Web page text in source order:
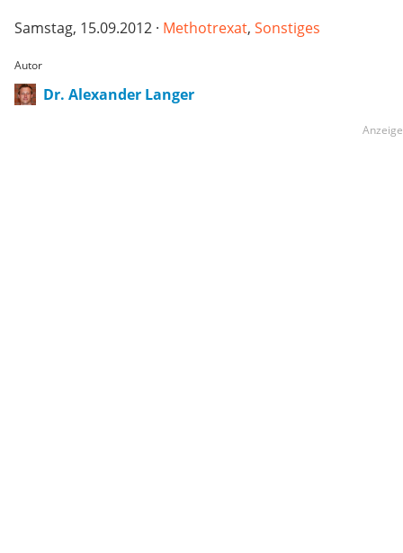
Samstag, 15.09.2012 · Methotrexat, Sonstiges
Autor
Dr. Alexander Langer